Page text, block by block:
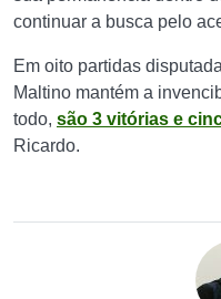
continuar a busca pelo
Em oito partidas
Maltino mantém a
todo, são 3 vitórias e
Ricardo.